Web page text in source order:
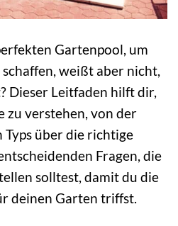
Gartenpool, um
weißt aber nicht,
Dieser Leitfaden hilft dir,
zu verstehen, von der
über die richtige
Fragen, die
solltest, damit du die
deinen Garten triffst.